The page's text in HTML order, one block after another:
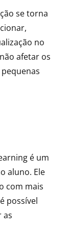
se torna
no
afetar os
é um
aluno. Ele
com mais
possível
as